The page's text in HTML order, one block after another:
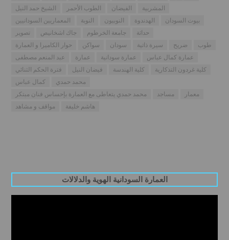
الشيخ حمد النيل
الطوب الأحمر الفيضان
المشربية
المعماريين السودانيين
النوبة النوبيون الهدندوة
بيوت السودان
تصوير
جاك اشخانيص جامعة الخرطوم
حداثة
حوار الكاميرا و العمارة
سواكن سودان سيرة ذاتية ضريح
طوب
عبد المنعم مصطفى
عمارة عمارة سودانية
عمارة كمال عباس
فترة الحكم الثنائي
فيضان النيل كلية الهندسة
كلية غردون التذكارية
كمال عباس
محمد حمدي
محمد حمدي يتعاطى مع العمارة بإحساس فنان مبتكر
مساجد
معمار
مواقف و مشاهد
هاشم خليفة
العمارة السودانية الهوية والدلالات